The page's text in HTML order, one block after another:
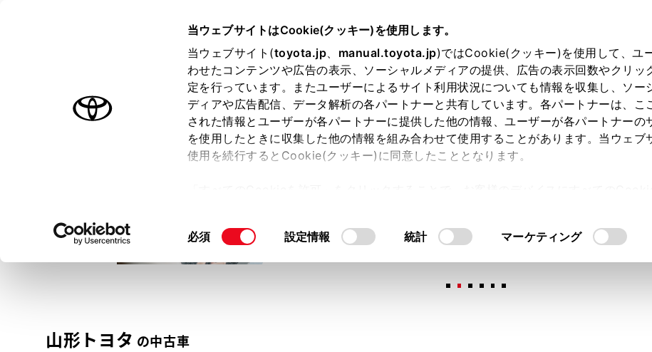
当ウェブサイトはCookie(クッキー)を使用します。
当ウェブサイト(toyota.jp、 manual.toyota.jp)ではCookie(クッキー)を使用して、ユ
わせたコンテンツや広告の表示、ソーシャルメディアの提供、広告の表示回数やクリッ
定を行っています。またユーザーによるサイト利用状況についても情報を収集し、ソー
ディアや広告配信、データ解析の各パートナーと共有しています。各パートナーは、こ
された情報とユーザーが各パートナーに提供した他の情報、ユーザーが各パートナーの
を使用したときに収集した他の情報を組み合わせて使用することがあります。当ウェブ
使用を続行するとCookie(クッキー)に同意したこととなります。
て」をご覧ください。
同
必須 設定情報 統計 マーケティング
オーナーサポート トピックス
トヨタ認定中古車
トヨタ認定中古車の魅力 3つの買い方 オンライン購入お気に入り 保存した見積り
山形トヨタ の中古車